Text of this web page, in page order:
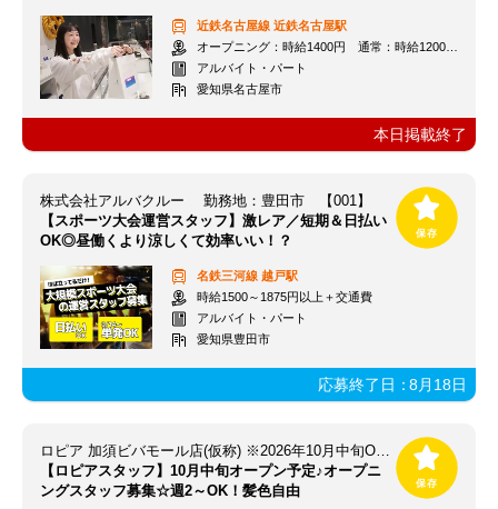
近鉄名古屋線 近鉄名古屋駅
オープニング：時給1400円 通常：時給1200円～＋交通費全額支給
アルバイト・パート
愛知県名古屋市
本日掲載終了
株式会社アルバクルー 勤務地：豊田市 【001】
【スポーツ大会運営スタッフ】激レア／短期＆日払い
OK◎昼働くより涼しくて効率いい！？
名鉄三河線 越戸駅
時給1500～1875円以上＋交通費
アルバイト・パート
愛知県豊田市
応募終了日：8月18日
ロピア 加須ビバモール店(仮称) ※2026年10月中旬OPEN予定
【ロピアスタッフ】10月中旬オープン予定♪オープニ
ングスタッフ募集☆週2～OK！髪色自由